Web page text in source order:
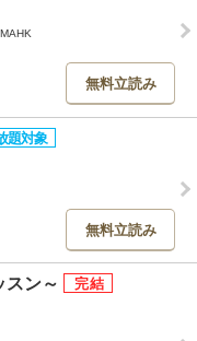
無料立読み
無料立読み
スン～